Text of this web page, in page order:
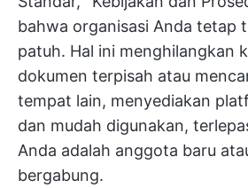
bahwa organisasi Anda tetap
patuh. Hal ini menghilangkan
dokumen terpisah atau
tempat lain, menyediakan
dan mudah digunakan,
Anda adalah anggota baru
bergabung.